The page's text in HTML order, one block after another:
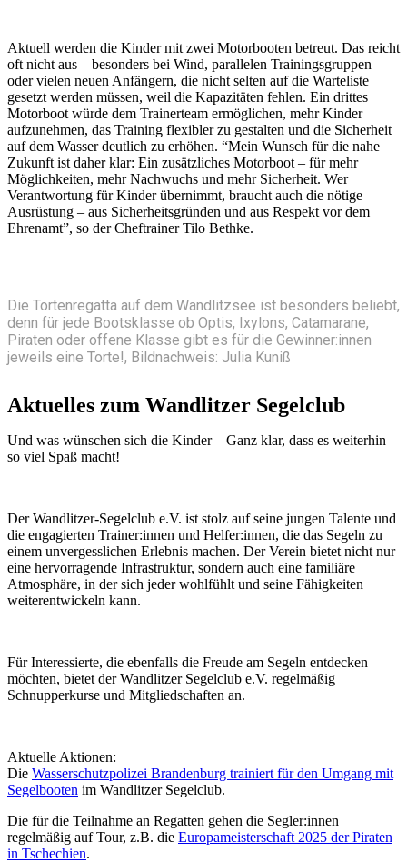
Aktuell werden die Kinder mit zwei Motorbooten betreut. Das reicht
oft nicht aus – besonders bei Wind, parallelen Trainingsgruppen
oder vielen neuen Anfängern, die nicht selten auf die Warteliste
gesetzt werden müssen, weil die Kapazitäten fehlen. Ein drittes
Motorboot würde dem Trainerteam ermöglichen, mehr Kinder
aufzunehmen, das Training flexibler zu gestalten und die Sicherheit
auf dem Wasser deutlich zu erhöhen. “Mein Wunsch für die nahe
Zukunft ist daher klar: Ein zusätzliches Motorboot – für mehr
Möglichkeiten, mehr Nachwuchs und mehr Sicherheit. Wer
Verantwortung für Kinder übernimmt, braucht auch die nötige
Ausrüstung – aus Sicherheitsgründen und aus Respekt vor dem
Ehrenamt”, so der Cheftrainer Tilo Bethke.
Die Tortenregatta auf dem Wandlitzsee ist besonders beliebt,
denn für jede Bootsklasse ob Optis, Ixylons, Catamarane,
Piraten oder offene Klasse gibt es für die Gewinner:innen
jeweils eine Torte!, Bildnachweis: Julia Kuniß
Aktuelles zum Wandlitzer Segelclub
Und was wünschen sich die Kinder – Ganz klar, dass es weiterhin
so viel Spaß macht!
Der Wandlitzer-Segelclub e.V. ist stolz auf seine jungen Talente und
die engagierten Trainer:innen und Helfer:innen, die das Segeln zu
einem unvergesslichen Erlebnis machen. Der Verein bietet nicht nur
eine hervorragende Infrastruktur, sondern auch eine familiäre
Atmosphäre, in der sich jeder wohlfühlt und seine Fähigkeiten
weiterentwickeln kann.
Für Interessierte, die ebenfalls die Freude am Segeln entdecken
möchten, bietet der Wandlitzer Segelclub e.V. regelmäßig
Schnupperkurse und Mitgliedschaften an.
Aktuelle Aktionen:
Die Wasserschutzpolizei Brandenburg trainiert für den Umgang mit
Segelbooten im Wandlitzer Segelclub.
Die für die Teilnahme an Regatten gehen die Segler:innen
regelmäßig auf Tour, z.B. die Europameisterschaft 2025 der Piraten
in Tschechien.